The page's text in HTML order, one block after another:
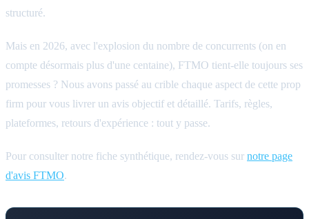
structuré.
Mais en 2026, avec l'explosion du nombre de concurrents (on en
compte désormais plus d'une centaine), FTMO tient-elle toujours ses
promesses ? Nous avons passé au crible chaque aspect de cette prop
firm pour vous livrer un avis objectif et détaillé. Tarifs, règles,
plateformes, retours d'expérience : tout y passe.
Pour consulter notre fiche synthétique, rendez-vous sur notre page
d'avis FTMO.